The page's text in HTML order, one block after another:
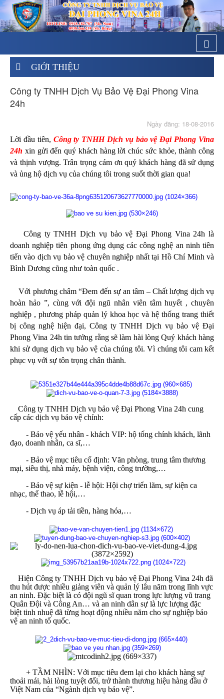
GIỚI THIỆU
Công ty TNHH Dịch Vụ Bảo Vệ Đại Phong Vina
24h
Ngày đăng: 18-08-2016
Lời đầu tiên, Công ty TNHH Dịch vụ bảo vệ Đại Phong Vina
24h xin gửi đến quý khách hàng lời chúc sức khỏe, thành công
và thịnh vượng. Trân trọng cám ơn quý khách hàng đã sử dụng
và ủng hộ dịch vụ của chúng tôi trong suốt thời gian qua!
Công ty TNHH Dịch vụ bảo vệ Đại Phong Vina 24h là
doanh nghiệp tiên phong ứng dụng các công nghệ an ninh tiên
tiến vào dịch vụ bảo vệ chuyên nghiệp nhất tại Hồ Chí Minh và
Bình Dương cũng như toàn quốc .
Với phương châm “Đem đến sự an tâm – Chất lượng dịch vụ
hoàn hảo ”, cùng với đội ngũ nhân viên tâm huyết , chuyên
nghiệp , phương pháp quản lý khoa học và hệ thống trang thiết
bị công nghệ hiện đại, Công ty TNHH Dịch vụ bảo vệ Đại
Phong Vina 24h tin tưởng rằng sẽ làm hài lòng Quý khách hàng
khi sử dụng dịch vụ bảo vệ của chúng tôi. Vì chúng tôi cam kết
phục vụ với sự tôn trọng chân thành.
Công ty TNHH Dịch vụ bảo vệ Đại Phong Vina 24h cung
cấp các dịch vụ bảo vệ chính:
- Bảo vệ yếu nhân - khách VIP: hộ tống chính khách, lãnh
đạo, doanh nhân, ca sĩ,…
- Bảo vệ mục tiêu cố định: Văn phòng, trung tâm thương
mại, siêu thị, nhà máy, bệnh viện, công trường,…
- Bảo vệ sự kiện - lễ hội: Hội chợ triển lãm, sự kiện ca
nhạc, thể thao, lễ hội,…
- Dịch vụ áp tải tiền, hàng hóa,…
Hiện Công ty TNHH Dịch vụ bảo vệ Đại Phong Vina 24h đã
thu hút được nhiều giảng viên và quản lý lâu năm trong lĩnh vực
an ninh. Đặc biệt là có đội ngũ sĩ quan trong lực lượng vũ trang
Quân Đội và Công An… và an ninh dân sự là lực lượng đặc
biệt tinh nhuệ đã từng hoạt động nhiều năm cho sự nghiệp bảo
vệ an ninh tổ quốc.
+ TẦM NHÌN: Với mục tiêu đem lại cho khách hàng sự
thoải mái, hài lòng tuyệt đối, trở thành thương hiệu hàng đầu ở
Việt Nam của “Ngành dịch vụ bảo vệ”.